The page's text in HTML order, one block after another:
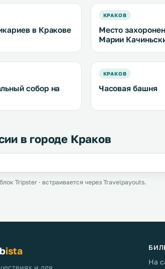
в Кракове
КРАКОВ
Место
Марии
собор на
КРАКОВ
Часовая башня
в городе Краков
Tripster · встраивается через Travelpayouts.
ista
На